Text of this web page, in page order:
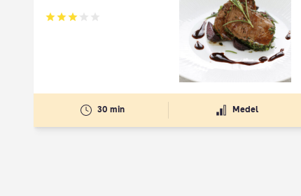
Betyg: 3.08 av 5
30 min Medel